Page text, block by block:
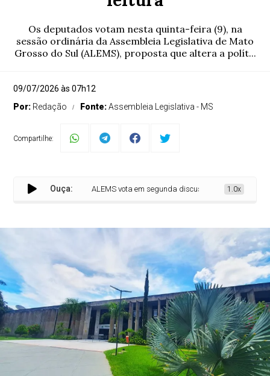
Os deputados votam nesta quinta-feira (9), na
sessão ordinária da Assembleia Legislativa de Mato
Grosso do Sul (ALEMS), proposta que altera a polít...
09/07/2026 às 07h12
Por: Redação Fonte:Assembleia Legislativa - MS
Compartilhe:
Ouça: ALEMS vota em segunda discussão projeto sobre
1.0x